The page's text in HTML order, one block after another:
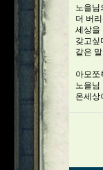
노을님
더 버
세상을
갖고싶
같은
아모쪼
노을님
온세상